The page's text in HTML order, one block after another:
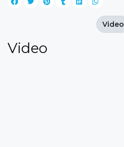
Video
Video